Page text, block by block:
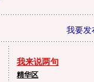
我要发
我来说两句
精华区